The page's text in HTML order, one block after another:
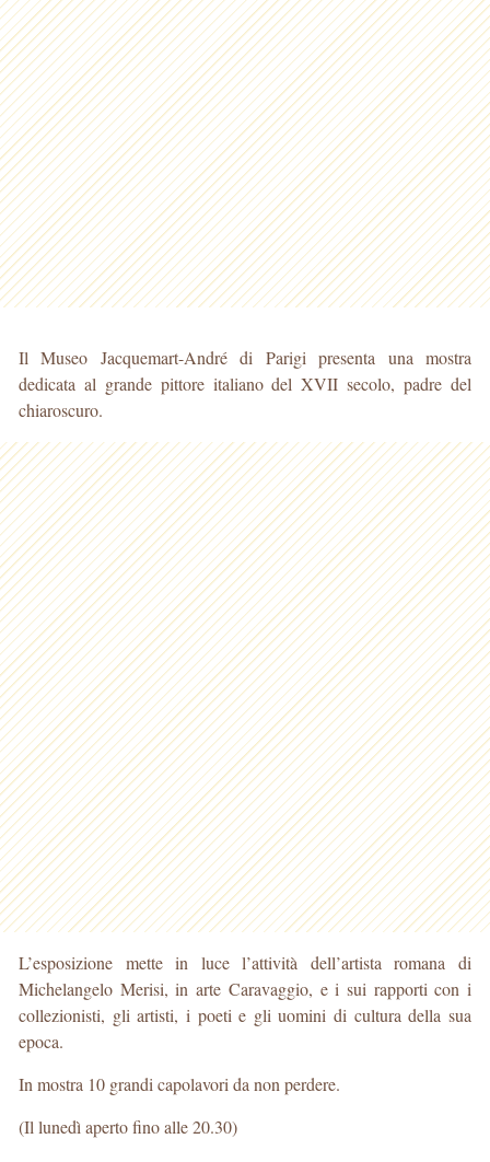
Il Museo Jacquemart-André di Parigi presenta una mostra
dedicata al grande pittore italiano del XVII secolo, padre del
chiaroscuro.
L’esposizione mette in luce l’attività dell’artista romana di
Michelangelo Merisi, in arte Caravaggio, e i sui rapporti con i
collezionisti, gli artisti, i poeti e gli uomini di cultura della sua
epoca.
In mostra 10 grandi capolavori da non perdere.
(Il lunedì aperto fino alle 20.30)